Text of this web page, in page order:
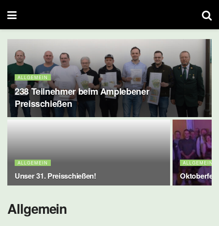
ALLGEMEIN
238 Teilnehmer beim Amplebener
Preisschießen
ALLGEMEIN
Unser 31. Preisschießen!
ALLGEMEIN
Allgemein